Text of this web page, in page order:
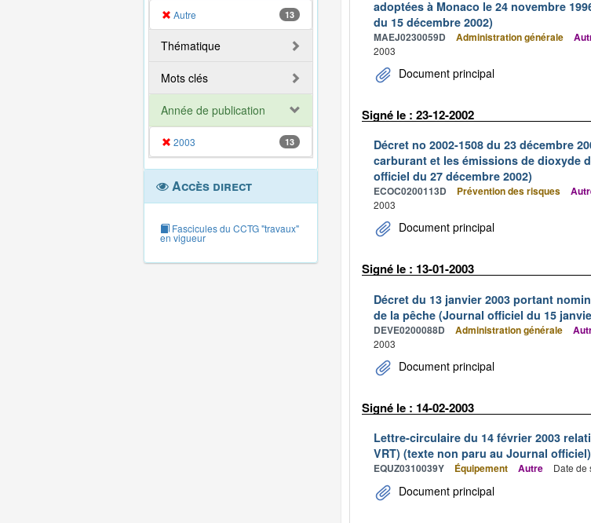
Autre 13
Thématique
Mots clés
Année de publication
2003 13
Accès direct
Fascicules du CCTG "travaux"
en vigueur
adoptées à Monaco le 24 novembre
du 15 décembre 2002)
MAEJ0230059D Administration générale
2003
Document principal
Signé le : 23-12-2002
Décret no 2002-1508 du 23 décembre
carburant et les émissions de dioxyde
officiel du 27 décembre 2002)
ECOC0200113D Prévention des risques
2003
Document principal
Signé le : 13-01-2003
Décret du 13 janvier 2003 portant
de la pêche (Journal officiel du 15
DEVE0200088D Administration générale
2003
Document principal
Signé le : 14-02-2003
Lettre-circulaire du 14 février 2003
VRT) (texte non paru au Journal officiel)
EQUZ0310039Y Équipement Autre Date de
Document principal